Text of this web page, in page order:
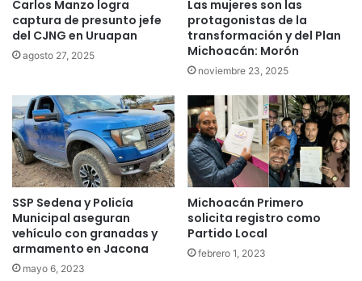
Carlos Manzo logra
captura de presunto jefe
del CJNG en Uruapan
agosto 27, 2025
Las mujeres son las
protagonistas de la
transformación y del Plan
Michoacán: Morón
noviembre 23, 2025
SSP Sedena y Policía
Municipal aseguran
vehículo con granadas y
armamento en Jacona
mayo 6, 2023
Michoacán Primero
solicita registro como
Partido Local
febrero 1, 2023